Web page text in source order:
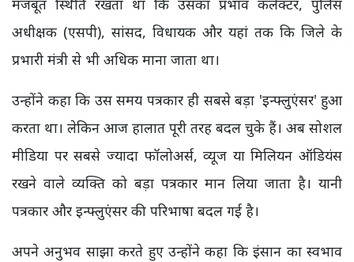
मजबूत स्थिति रखता था कि उसका प्रभाव कलेक्टर, पुलिस
अधीक्षक (एसपी), सांसद, विधायक और यहां तक कि जिले के
प्रभारी मंत्री से भी अधिक माना जाता था।
उन्होंने कहा कि उस समय पत्रकार ही सबसे बड़ा 'इन्फ्लुएंसर' हुआ
करता था। लेकिन आज हालात पूरी तरह बदल चुके हैं। अब सोशल
मीडिया पर सबसे ज्यादा फॉलोअर्स, व्यूज या मिलियन ऑडियंस
रखने वाले व्यक्ति को बड़ा पत्रकार मान लिया जाता है। यानी
पत्रकार और इन्फ्लुएंसर की परिभाषा बदल गई है।
अपने अनुभव साझा करते हुए उन्होंने कहा कि इंसान का स्वभाव